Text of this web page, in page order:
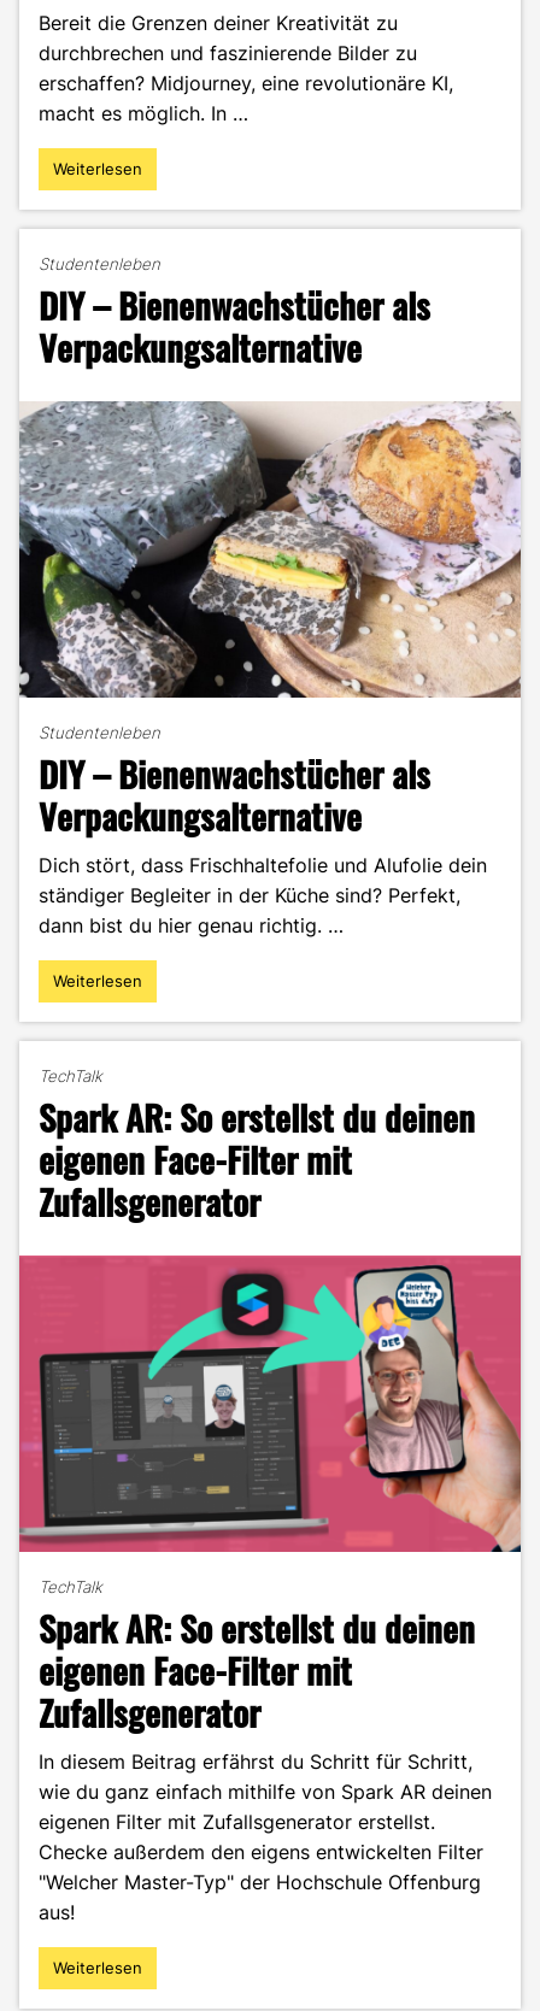
Bereit die Grenzen deiner Kreativität zu
durchbrechen und faszinierende Bilder zu
erschaffen? Midjourney, eine revolutionäre KI,
macht es möglich. In …
"Die
Zukunft
–
Erzeuge
faszinierende
Bilder
der
Midjourney
KI"
Weiterlesen
Studentenleben
DIY – Bienenwachstücher als
Verpackungsalternative
Studentenleben
DIY – Bienenwachstücher als
Verpackungsalternative
Dich stört, dass Frischhaltefolie und Alufolie dein
ständiger Begleiter in der Küche sind? Perfekt,
dann bist du hier genau richtig. …
"DIY
–
Verpackungsalternative"
Weiterlesen
TechTalk
Spark AR: So erstellst du deinen
eigenen Face-Filter mit
Zufallsgenerator
TechTalk
Spark AR: So erstellst du deinen
eigenen Face-Filter mit
Zufallsgenerator
In diesem Beitrag erfährst du Schritt für Schritt,
wie du ganz einfach mithilfe von Spark AR deinen
eigenen Filter mit Zufallsgenerator erstellst.
Checke außerdem den eigens entwickelten Filter
"Welcher Master-Typ" der Hochschule Offenburg
aus!
"Spark
AR:
Weiterlesen